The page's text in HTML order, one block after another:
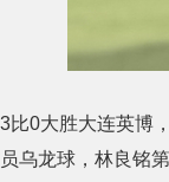
大胜大连英博，
乌龙球，林良铭